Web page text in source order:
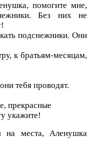
помогите мне,
Без них не
подснежники. Они
к братьям-месяцам,
тебя проводят.
прекрасные
укажите!
на места, Аленушка